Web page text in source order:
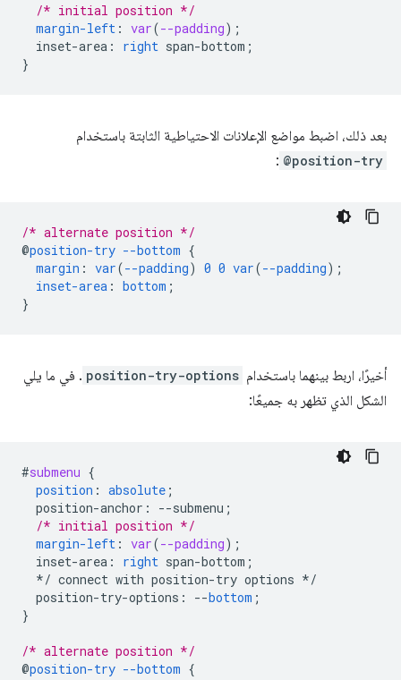
/* initial position */
margin-left : var(--padding);
inset-area : right span-bottom ;
}
بعد ذلك، اضبط مواضع الإعلانات الاحتياطية الثابتة باستخدام
@position-try
:
/* alternate position */
@position-try --bottom {
margin : var(--padding) 0 0 var(--padding);
inset-area : bottom ;
}
أخيرًا، اربط بينهما باستخدام position-try-options . في ما يلي
الشكل الذي تظهر به جميعًا:
#submenu {
position : absolute ;
position-anchor : --submenu ;
/* initial position */
margin-left : var(--padding);
inset-area : right span-bottom ;
*/ connect with position-try options */
position-try-options : --bottom ;
}
/* alternate position */
@position-try --bottom {